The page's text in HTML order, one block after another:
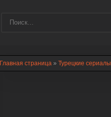
Главная страница » Турецкие сериалы